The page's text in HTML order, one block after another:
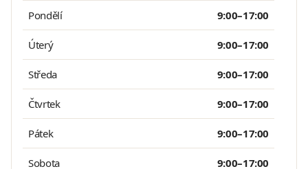
Pondělí 9:00–17:00
Úterý 9:00–17:00
Středa 9:00–17:00
Čtvrtek 9:00–17:00
Pátek 9:00–17:00
Sobota 9:00–17:00